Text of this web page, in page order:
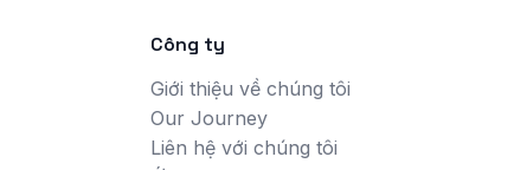
Công ty
Giới thiệu về chúng tôi
Our Journey
Liên hệ với chúng tôi